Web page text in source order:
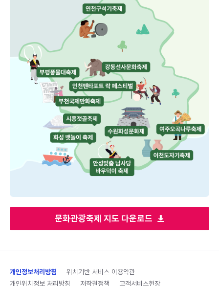
문화관광축제 지도 다운로드
개인정보처리방침
위치기반 서비스 이용약관
개인위치정보 처리방침
저작권정책 고객서비스헌장